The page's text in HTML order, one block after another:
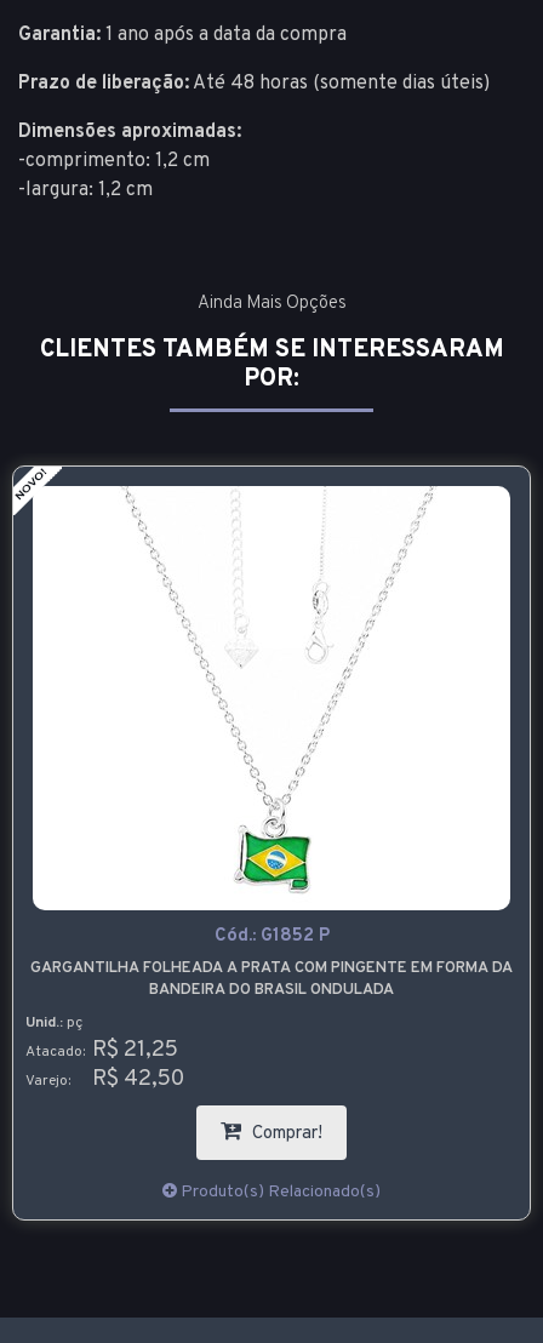
Garantia: 1 ano após a data da compra
Prazo de liberação: Até 48 horas (somente dias úteis)
Dimensões aproximadas:
-comprimento: 1,2 cm
-largura: 1,2 cm
Ainda Mais Opções
CLIENTES TAMBÉM SE INTERESSARAM
POR:
Cód.: G1852 P
GARGANTILHA FOLHEADA A PRATA COM PINGENTE EM FORMA DA
BANDEIRA DO BRASIL ONDULADA
Unid.: pç
Atacado: R$ 21,25
Varejo: R$ 42,50
Comprar!
Produto(s) Relacionado(s)